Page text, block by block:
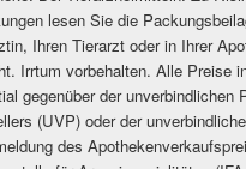
lesen Sie die
Ihren Tierarzt oder in Ihrer
Irrtum vorbehalten. Alle Preise
gegenüber der unverbindlichen
(UVP) oder der
des